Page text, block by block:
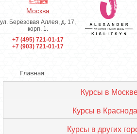
Москва
ул. Берёзовая Аллея, д. 17,
корп. 1.
+7 (495) 721-01-17
+7 (903) 721-01-17
Главная
Курсы в
Курсы в
Курсы в других